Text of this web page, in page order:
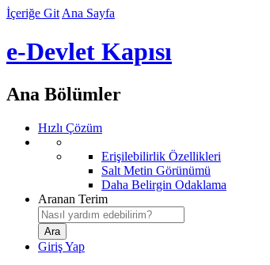
İçeriğe Git Ana Sayfa
e-Devlet Kapısı
Ana Bölümler
Hızlı Çözüm
Erişilebilirlik Özellikleri
Salt Metin Görünümü
Daha Belirgin Odaklama
Aranan Terim
Giriş Yap